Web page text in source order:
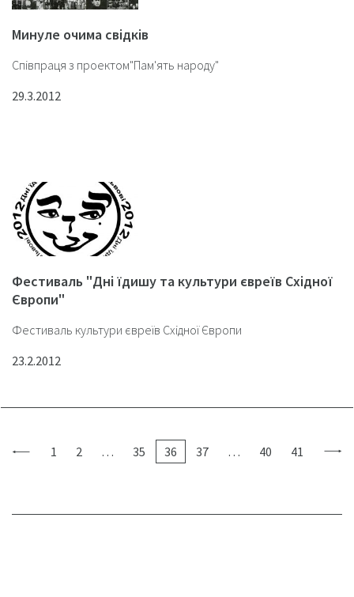
Минуле очима свідків
Співпраця з проектом"Пам'ять народу"
29.3.2012
Фестиваль "Дні їдишу та культури євреїв Східної
Європи"
Фестиваль культури євреїв Східної Європи
23.2.2012
1 2 … 35 36 37 … 40 41